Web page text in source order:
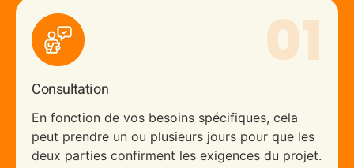
01
Consultation
En fonction de vos besoins spécifiques, cela
peut prendre un ou plusieurs jours pour que les
deux parties confirment les exigences du projet.